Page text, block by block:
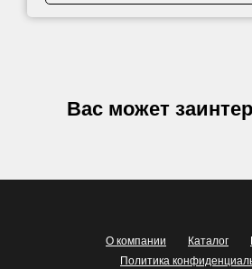
Вас может
О компании Каталог
Политика